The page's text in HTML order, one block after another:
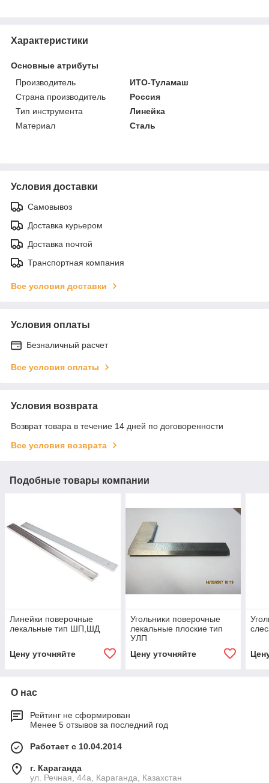
Характеристики
Основные атрибуты
Производитель
ИТО-Туламаш
Страна производитель
Россия
Тип инструмента
Линейка
Материал
Сталь
Условия доставки
Самовывоз
Доставка курьером
Доставка почтой
Транспортная компания
Все условия доставки
Условия оплаты
Безналичный расчет
Все условия оплаты
Условия возврата
Возврат товара в течение 14 дней по договоренности
Все условия возврата
Подобные товары компании
Линейки поверочные
лекальные тип ШП,ШД
Цену уточняйте
Угольники поверочные
лекальные плоские тип
УЛП
Цену уточняйте
О нас
Рейтинг не сформирован
Менее 5 отзывов за последний год
Работает с 10.04.2014
г. Караганда
ул. Речная, 44а, Караганда, Казахстан